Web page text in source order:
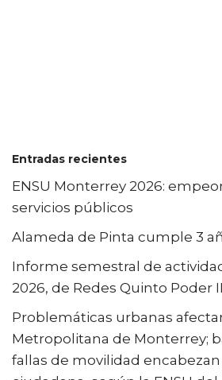
Entradas recientes
ENSU Monterrey 2026:
servicios públicos
Alameda de Pinta cumple 3
Informe semestral de
2026, de Redes Quinto Poder
Problemáticas urbanas
Metropolitana de Monterrey;
fallas de movilidad